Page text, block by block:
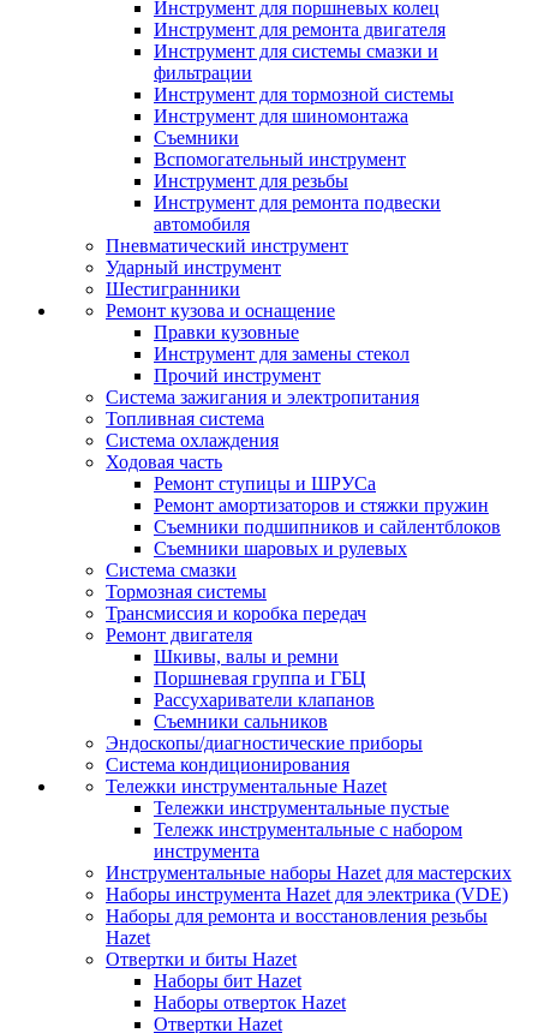
Инструмент для поршневых колец
Инструмент для ремонта двигателя
Инструмент для системы смазки и
фильтрации
Инструмент для тормозной системы
Инструмент для шиномонтажа
Съемники
Вспомогательный инструмент
Инструмент для резьбы
Инструмент для ремонта подвески
автомобиля
Пневматический инструмент
Ударный инструмент
Шестигранники
Ремонт кузова и оснащение
Правки кузовные
Инструмент для замены стекол
Прочий инструмент
Система зажигания и электропитания
Топливная система
Система охлаждения
Ходовая часть
Ремонт ступицы и ШРУСа
Ремонт амортизаторов и стяжки пружин
Съемники подшипников и сайлентблоков
Съемники шаровых и рулевых
Система смазки
Тормозная системы
Трансмиссия и коробка передач
Ремонт двигателя
Шкивы, валы и ремни
Поршневая группа и ГБЦ
Рассухариватели клапанов
Съемники сальников
Эндоскопы/диагностические приборы
Система кондиционирования
Тележки инструментальные Hazet
Тележки инструментальные пустые
Тележк инструментальные с набором
инструмента
Инструментальные наборы Hazet для мастерских
Наборы инструмента Hazet для электрика (VDE)
Наборы для ремонта и восстановления резьбы
Hazet
Отвертки и биты Hazet
Наборы бит Hazet
Наборы отверток Hazet
Отвертки Hazet